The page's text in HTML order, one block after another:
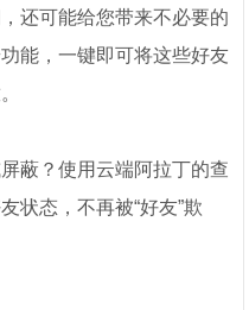
还可能给您带来不必要的
能，一键即可将这些好友
蔽？使用云端阿拉丁的查
状态，不再被“好友”欺